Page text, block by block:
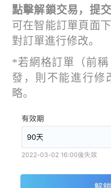
點擊解鎖交易，提交
可在智能訂單頁面
對訂單進行修改。
*若網格訂單（前
發，則不能進行修
略。